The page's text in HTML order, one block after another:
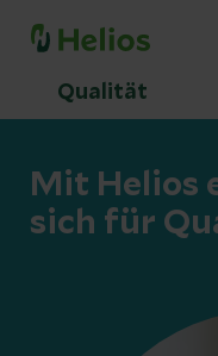
Qualität
Mit Helios
sich für